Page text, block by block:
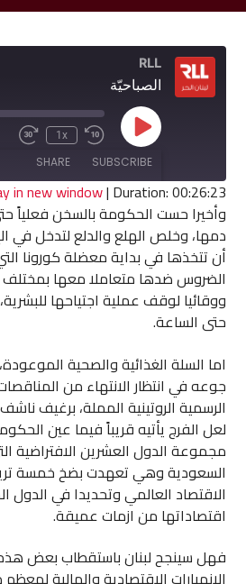
RLL
الصباحيّة
Play
Episode
Rewind
10
Seconds
1x
Fast
SUBSCRIBE
SHARE
RSS FEED
SHARE
LINK
EMBED
in new window| Duration: 00:26:23
وأخيرا حست الحكومة بالسخن
دمها، وخلص الهلع والدلع لتدخل في
أن تتخذها في بداية معضلة كورونا
الضروس ضدها متعاملا معها بمختلف
ووقائيا لوقف عملية اجتياحها
حتى الساعة.
اما السلة الغذائية والصحية
جوعه في انتظار الانتهاء من
الرسمية الروتينية المملة، برغيف
لعل الفرج يأتيه قريباً فيما عين
مجموعة الدول العشرين
السعودية وهي تعهدت بضخ خمسة
الاقتصاد العالمي وتحديدا في الدول
اقتصاداتها من ازمات عميقة.
فهل سينجح لبنان باستقطاب بعض هذه